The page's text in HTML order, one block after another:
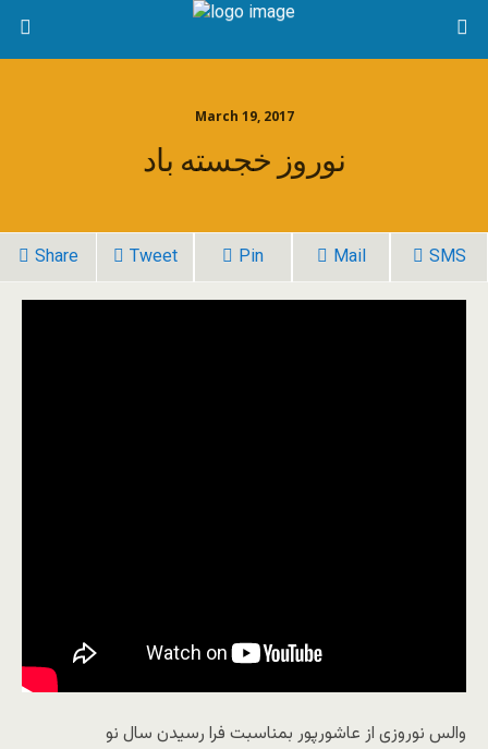
March 19, 2017
نوروز خجسته باد
Share Tweet Pin Mail SMS
والس نوروزی از عاشورپور بمناسبت فرا رسیدن سال نو